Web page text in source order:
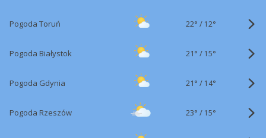
Pogoda Toruń 22° / 12°
Pogoda Białystok 21° / 15°
Pogoda Gdynia 21° / 14°
Pogoda Rzeszów 23° / 15°